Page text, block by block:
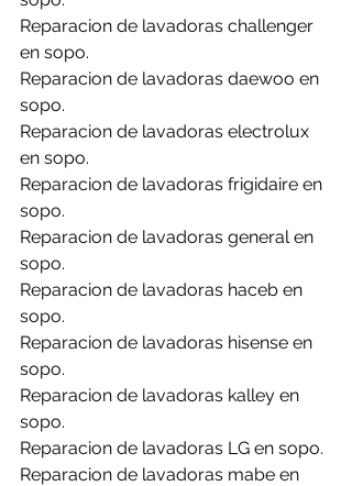
Reparacion de lavadoras challenger
en sopo.
Reparacion de lavadoras daewoo en
sopo.
Reparacion de lavadoras electrolux
en sopo.
Reparacion de lavadoras frigidaire en
sopo.
Reparacion de lavadoras general en
sopo.
Reparacion de lavadoras haceb en
sopo.
Reparacion de lavadoras hisense en
sopo.
Reparacion de lavadoras kalley en
sopo.
Reparacion de lavadoras LG en sopo.
Reparacion de lavadoras mabe en